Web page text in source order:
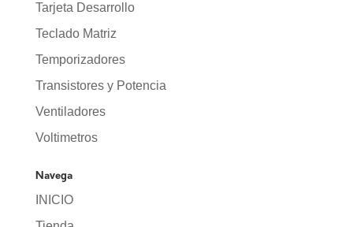
Tarjeta Desarrollo
Teclado Matriz
Temporizadores
Transistores y Potencia
Ventiladores
Voltimetros
Navega
INICIO